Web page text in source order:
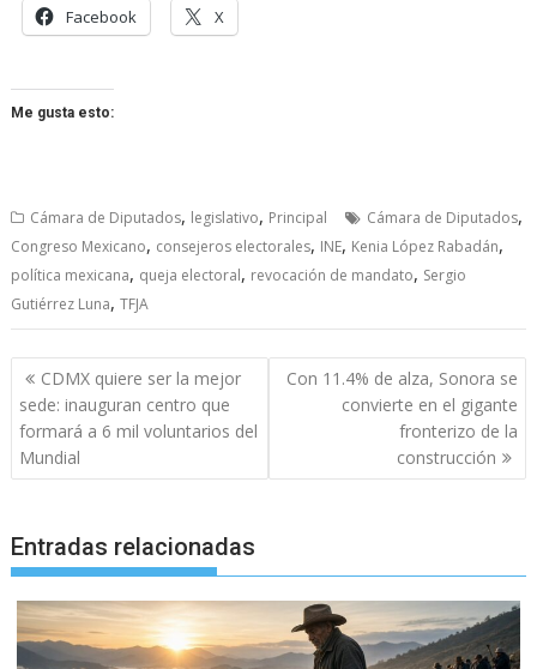
Facebook X
Me gusta esto:
Cámara de Diputados, legislativo, Principal Cámara de Diputados,
Congreso Mexicano, consejeros electorales, INE, Kenia López Rabadán,
política mexicana, queja electoral, revocación de mandato, Sergio
Gutiérrez Luna,TFJA
Navegación
de
entradas
CDMX quiere ser la mejor
sede: inauguran centro que
formará a 6 mil voluntarios del
Mundial
Con 11.4% de alza, Sonora se
convierte en el gigante
fronterizo de la
construcción
Entradas relacionadas